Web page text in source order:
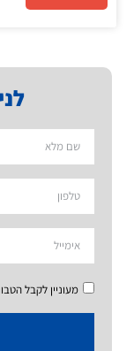
מעוניין לקבל